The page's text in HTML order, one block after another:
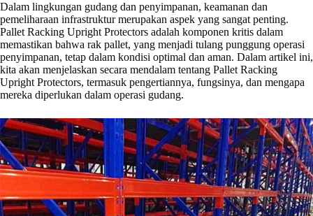
Dalam lingkungan gudang dan penyimpanan, keamanan dan
pemeliharaan infrastruktur merupakan aspek yang sangat penting.
Pallet Racking Upright Protectors adalah komponen kritis dalam
memastikan bahwa rak pallet, yang menjadi tulang punggung operasi
penyimpanan, tetap dalam kondisi optimal dan aman. Dalam artikel ini,
kita akan menjelaskan secara mendalam tentang Pallet Racking
Upright Protectors, termasuk pengertiannya, fungsinya, dan mengapa
mereka diperlukan dalam operasi gudang.